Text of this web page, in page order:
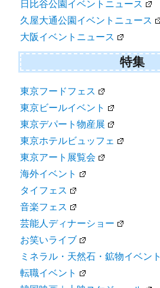
日比谷公園イベントニュース
久屋大通公園イベントニュース
大阪イベントニュース
特集
東京フードフェス
東京ビールイベント
東京デパート物産展
東京ホテルビュッフェ
東京アート展覧会
海外イベント
タイフェス
音楽フェス
芸能人ディナーショー
お笑いライブ
ミネラル・天然石・鉱物イベント
転職イベント